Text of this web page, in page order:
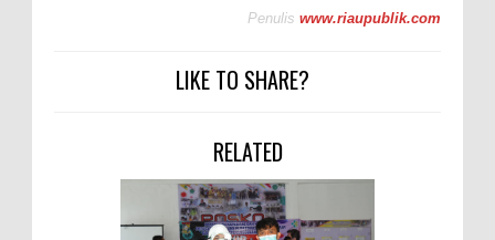
Penulis www.riaupublik.com
LIKE TO SHARE?
RELATED